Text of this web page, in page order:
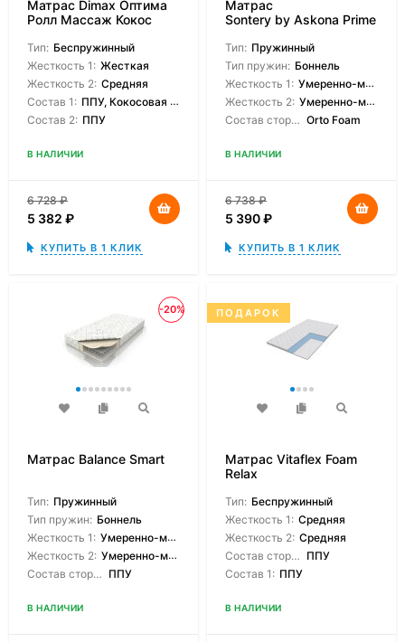
Матрас Dimax Оптима
Ролл Массаж Кокос
Тип: Беспружинный
Жесткость 1: Жесткая
Жесткость 2: Средняя
Состав 1: ППУ, Кокосовая койра
Состав 2: ППУ
В НАЛИЧИИ
6 728₽
5 382 ₽
КУПИТЬ В 1 КЛИК
Матрас
Sontery by Askona Prime
Тип: Пружинный
Тип пружин: Боннель
Жесткость 1: Умеренно-мягкая
Жесткость 2: Умеренно-мягкая
Состав сторон: Orto Foam
В НАЛИЧИИ
6 738₽
5 390₽
КУПИТЬ В 1 КЛИК
-20%
Матрас Balance Smart
Тип: Пружинный
Тип пружин: Боннель
Жесткость 1: Умеренно-мягкая
Жесткость 2: Умеренно-мягкая
Состав сторон: ППУ
В НАЛИЧИИ
ПОДАРОК
Матрас Vitaflex Foam
Relax
Тип: Беспружинный
Жесткость 1: Средняя
Жесткость 2: Средняя
Состав сторон: ППУ
Состав 1: ППУ
В НАЛИЧИИ